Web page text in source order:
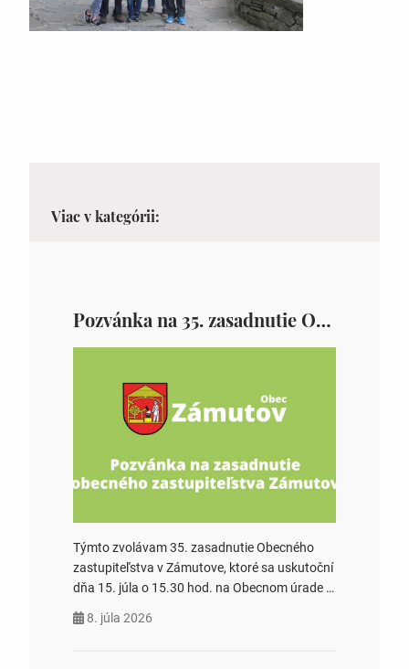
Viac v kategórii:
Pozvánka na 35. zasadnutie OZ v Zámutove
Týmto zvolávam 35. zasadnutie Obecného
zastupiteľstva v Zámutove, ktoré sa uskutoční
dňa 15. júla o 15.30 hod. na Obecnom úrade v
rokovania 2. Schválenie návrhovej komisie a
8. júla 2026